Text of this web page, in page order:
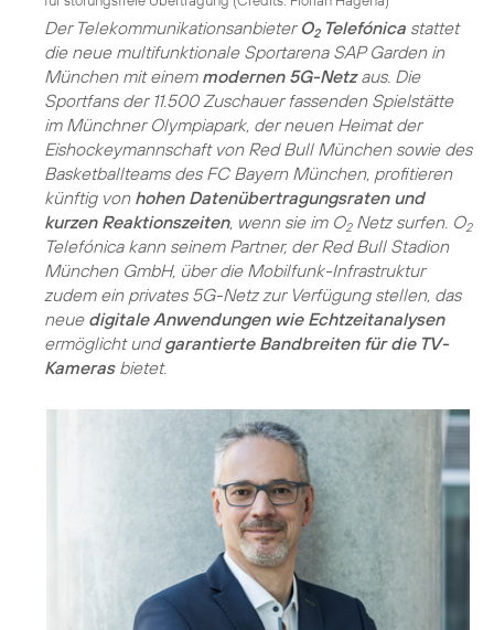
Der Telekommunikationsanbieter O2Telefónica stattet
die neue multifunktionale Sportarena SAP Garden in
München mit einem modernen 5G-Netzaus. Die
Sportfans der 11.500 Zuschauer fassenden Spielstätte
im Münchner Olympiapark, der neuen Heimat der
Eishockeymannschaft von Red Bull München sowie des
Basketballteams des FC Bayern München, profitieren
künftig von hohen Datenübertragungsraten und
kurzen Reaktionszeiten, wenn sie im O2Netz surfen. O2
Telefónica kann seinem Partner, der Red Bull Stadion
München GmbH, über die Mobilfunk-Infrastruktur
zudem ein privates 5G-Netz zur Verfügung stellen, das
neue digitale Anwendungen wie Echtzeitanalysen
ermöglicht undgarantierte Bandbreiten für die TV-
Kamerasbietet.